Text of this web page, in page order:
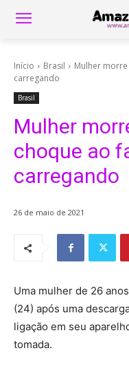
Início Brasil
Mulher
carregando
Brasil
Mulher
choque ao
carregando
26 de maio de 2021
Uma mulher de 26
(24) após uma
ligação em seu
tomada.